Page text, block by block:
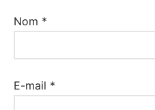
Nom *
E-mail *